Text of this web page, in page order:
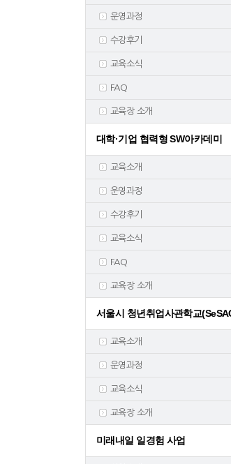
운영과정
수강후기
교육소식
FAQ
교육장 소개
대학·기업 협력형 SW아카데미
교육소개
운영과정
수강후기
교육소식
FAQ
교육장 소개
서울시 청년취업사관학교
교육소개
운영과정
교육소식
교육장 소개
미래내일 일경험 사업